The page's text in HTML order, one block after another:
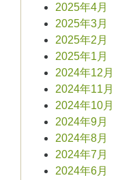
2025年4月
2025年3月
2025年2月
2025年1月
2024年12月
2024年11月
2024年10月
2024年9月
2024年8月
2024年7月
2024年6月